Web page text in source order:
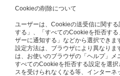
Cookieの削除について
ユーザーは、Cookieの送受信に関す
する」、「すべてのCookieを拒否す
ザーに通知する」などから選択できま
設定方法は、ブラウザにより異なり
は、お使いのブラウザの「ヘルプ」メ
すべてのCookieを拒否する設定を選
スを受けられなくなる等、インターネ